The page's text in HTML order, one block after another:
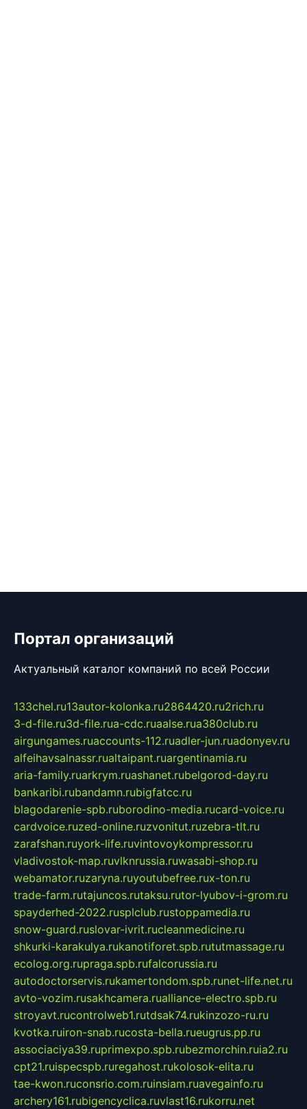
Портал организаций
Актуальный каталог компаний по всей России
133chel.ru13autor-kolonka.ru2864420.ru2rich.ru
3-d-file.ru3d-file.rua-cdc.ruaalse.rua380club.ru
airgungames.ruaccounts-112.ruadler-jun.ruadonyev.ru
alfeihavsalnassr.rualtaipant.ruargentinamia.ru
aria-family.ruarkrym.ruashanet.rubelgorod-day.ru
bankaribi.rubandamn.rubigfatcc.ru
blagodarenie-spb.ruborodino-media.rucard-voice.ru
cardvoice.ruzed-online.ruzvonitut.ruzebra-tlt.ru
zarafshan.ruyork-life.ruvintovoykompressor.ru
vladivostok-map.ruvlknrussia.ruwasabi-shop.ru
webamator.ruzaryna.ruyoutubefree.rux-ton.ru
trade-farm.rutajuncos.rutaksu.rutor-lyubov-i-grom.ru
spayderhed-2022.rusplclub.rustoppamedia.ru
snow-guard.ruslovar-ivrit.rucleanmedicine.ru
shkurki-karakulya.rukanotiforet.spb.rututmassage.ru
ecolog.org.rupraga.spb.rufalcorussia.ru
autodoctorservis.rukamertondom.spb.runet-life.net.ru
avto-vozim.rusakhcamera.rualliance-electro.spb.ru
stroyavt.rucontrolweb1.rutdsak74.rukinzozo-ru.ru
kvotka.ruiron-snab.rucosta-bella.rueugrus.pp.ru
associaciya39.ruprimexpo.spb.rubezmorchin.ruia2.ru
cpt21.ruispecspb.ruregahost.rukolosok-elita.ru
tae-kwon.ruconsrio.com.ruinsiam.ruavegainfo.ru
archery161.rubigencyclica.ruvlast16.rukorru.net